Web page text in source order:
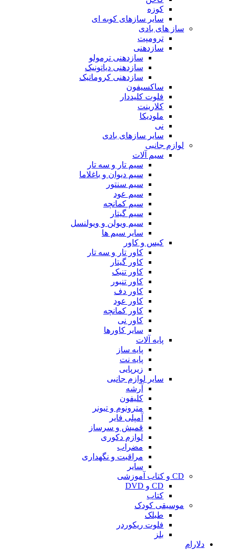
کوزه
سایر سازهای کوبه ای
ساز های بادی
ترومپت
سازدهنی
سازدهنی ترمولو
سازدهنی دیاتونیک
سازدهنی کروماتیک
ساکسیفون
فلوت کلیددار
کلارینت
ملودیکا
نی
سایر سازهای بادی
لوازم جانبی
سیم آلات
سیم تار و سه تار
سیم دیوان و باغلاما
سیم سنتور
سیم عود
سیم کمانچه
سیم گیتار
سیم ویولن و ویولنسل
سایر سیم ها
کیس و کاور
کاور تار و سه تار
کاور گیتار
کاور تنبک
کاور تنبور
کاور دف
کاور عود
کاور کمانچه
کاور نی
سایر کاورها
پایه آلات
پایه ساز
پایه نت
زیرپایی
سایر لوازم جانبی
آرشه
کلیفون
مترونوم و تیونر
آمپلی فایر
قمیش و سرساز
لوازم دکوری
مضراب
مراقبت و نگهداری
سایر
CD و کتاب آموزشی
CD و DVD
کتاب
موسیقی کودک
طبلک
فلوت ریکوردر
بلز
دلارام